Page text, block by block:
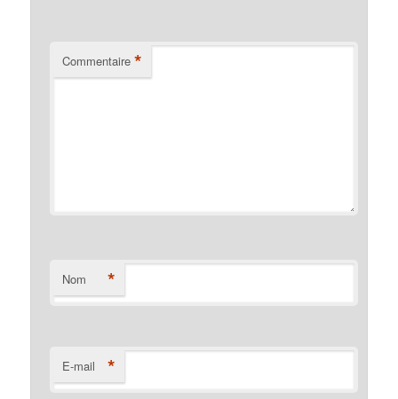
Commentaire *
Nom *
E-mail *